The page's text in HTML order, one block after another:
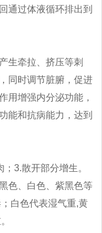
通过体液循环排出到
生牵拉、挤压等刺
同时调节脏腑，促进
用增强内分泌功能，
能和抗病能力，达到
3.散开部分增生。
色、白色、紫黑色等
白色代表湿气重,黄